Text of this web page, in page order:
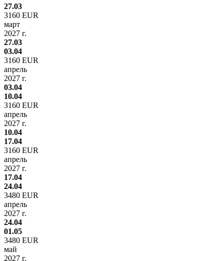
27.03
3160 EUR
март
2027 г.
27.03
03.04
3160 EUR
апрель
2027 г.
03.04
10.04
3160 EUR
апрель
2027 г.
10.04
17.04
3160 EUR
апрель
2027 г.
17.04
24.04
3480 EUR
апрель
2027 г.
24.04
01.05
3480 EUR
май
2027 г.